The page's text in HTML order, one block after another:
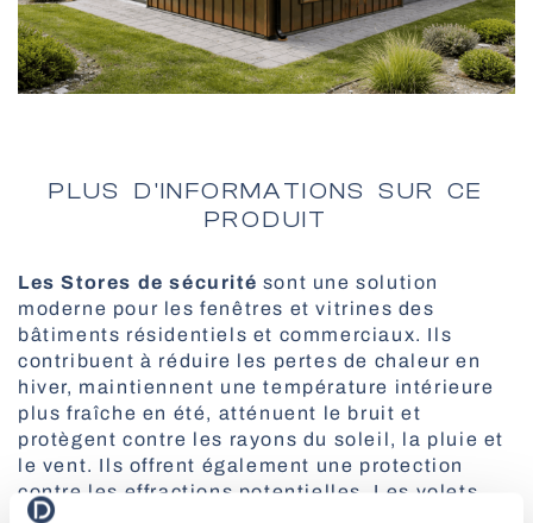
Volets roulants
Stores vénitiens en bois motorisés MOTIONBLINDS
Stores plissés
Portes rapides
Toutes les pergolas
PLUS D'INFORMATIONS SUR CE
PRODUIT
Les Stores de sécurité sont une solution
moderne pour les fenêtres et vitrines des
bâtiments résidentiels et commerciaux. Ils
contribuent à réduire les pertes de chaleur en
hiver, maintiennent une température intérieure
plus fraîche en été, atténuent le bruit et
protègent contre les rayons du soleil, la pluie et
le vent. Ils offrent également une protection
contre les effractions potentielles. Les volets
sont fabriqués en aluminium de haute qualité,